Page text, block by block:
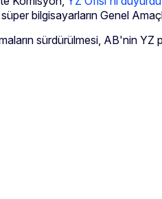
bilgisayarların Genel
sürdürülmesi, AB'nin